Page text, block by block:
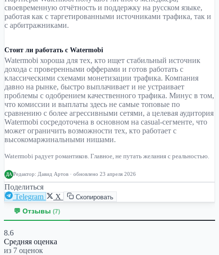
своевременную отчётность и поддержку на русском языке,
работая как с таргетированными источниками трафика, так и
с арбитражниками.
Стоит ли работать с Watermobi
Watermobi хороша для тех, кто ищет стабильный источник
дохода с проверенными офферами и готов работать с
классическими схемами монетизации трафика. Компания
давно на рынке, быстро выплачивает и не устраивает
проблемы с одобрением качественного трафика. Минус в том,
что комиссии и выплаты здесь не самые топовые по
сравнению с более агрессивными сетями, а целевая аудитория
Watermobi сосредоточена в основном на casual-сегменте, что
может ограничить возможности тех, кто работает с
высокомаржинальными нишами.
Watermobi радует романтиков. Главное, не путать желания с реальностью.
ДА Редактор: Давид Артов · обновлено 23 апреля 2026
Поделиться
Telegram
X Скопировать
💬 Отзывы (7)
8.6
Средняя оценка
из 7 оценок